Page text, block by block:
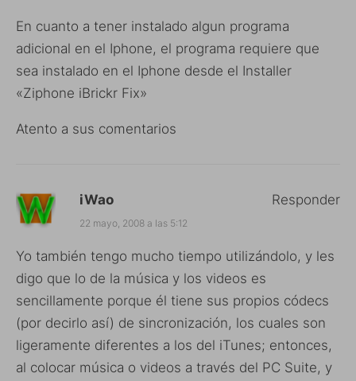
En cuanto a tener instalado algun programa
adicional en el Iphone, el programa requiere que
sea instalado en el Iphone desde el Installer
«Ziphone iBrickr Fix»
Atento a sus comentarios
iWao
22 mayo, 2008 a las 5:12
Yo también tengo mucho tiempo utilizándolo, y les
digo que lo de la música y los videos es
sencillamente porque él tiene sus propios códecs
(por decirlo así) de sincronización, los cuales son
ligeramente diferentes a los del iTunes; entonces,
al colocar música o videos a través del PC Suite, y
Responder